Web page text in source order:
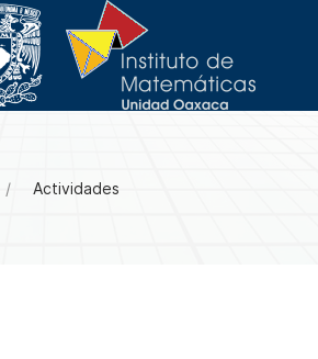
Actividades